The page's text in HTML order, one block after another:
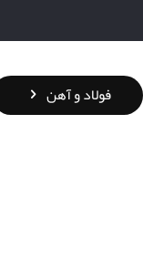
فولاد و آهن